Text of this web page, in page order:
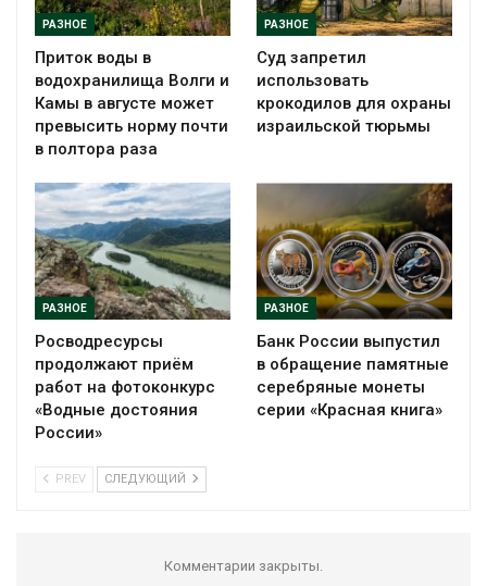
РАЗНОЕ
Приток воды в
водохранилища Волги и
Камы в августе может
превысить норму почти
в полтора раза
РАЗНОЕ
Суд запретил
использовать
крокодилов для охраны
израильской тюрьмы
РАЗНОЕ
Росводресурсы
продолжают приём
работ на фотоконкурс
«Водные достояния
России»
РАЗНОЕ
Банк России выпустил
в обращение памятные
серебряные монеты
серии «Красная книга»
PREV СЛЕДУЮЩИЙ
Комментарии закрыты.